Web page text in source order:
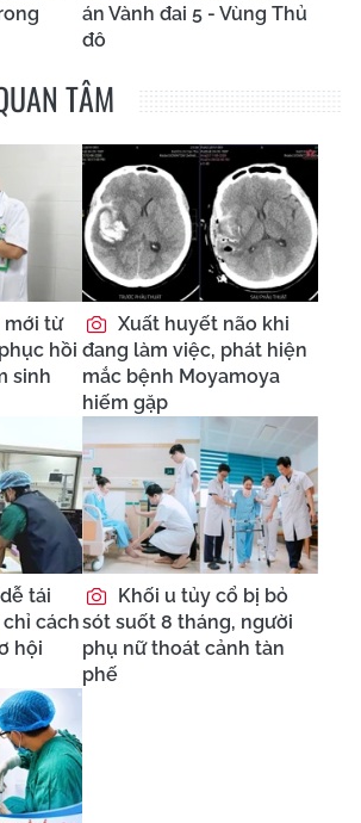
án Vành đai 5 - Vùng Thủ
đô
TÂM
mới từ
hồi
sinh
Xuất huyết não khi
đang làm việc, phát hiện
mắc bệnh Moyamoya
hiếm gặp
tái
cách
hội
Khối u tủy cổ bị bỏ
sót suốt 8 tháng, người
phụ nữ thoát cảnh tàn
phế